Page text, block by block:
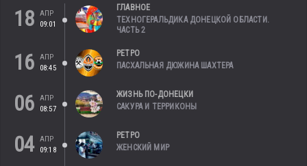
18
АПР
09:01
ГЛАВНОЕ
ТЕХНОГЕРАЛЬДИКА ДОНЕЦКОЙ ОБЛАСТИ.
ЧАСТЬ 2
16
АПР
08:45
РЕТРО
ПАСХАЛЬНАЯ ДЮЖИНА ШАХТЕРА
06
АПР
08:57
ЖИЗНЬ ПО-ДОНЕЦКИ
САКУРА И ТЕРРИКОНЫ
04 АПР
09:18
РЕТРО
ЖЕНСКИЙ МИР